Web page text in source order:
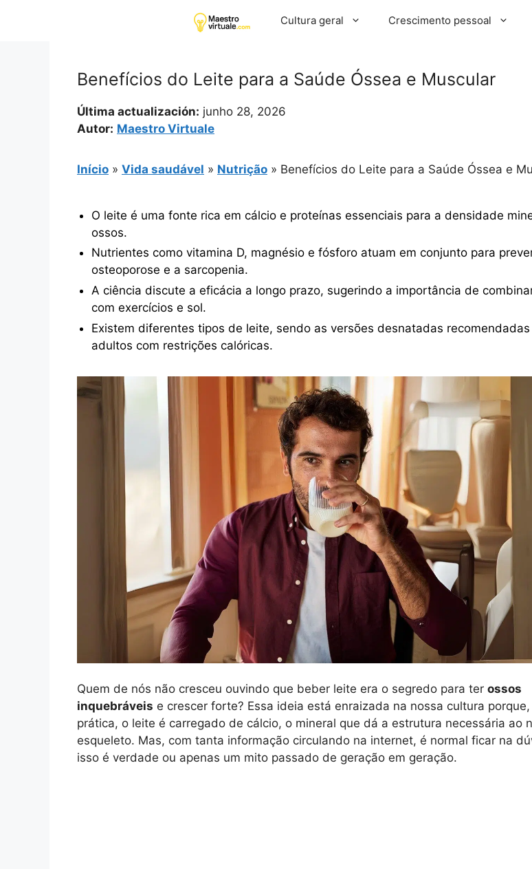
Cultura geral Crescimento pessoal
Benefícios do Leite para a Saúde Óssea e Muscular
Última actualización: junho 28, 2026
Autor: Maestro Virtuale
Início » Vida saudável » Nutrição » Benefícios do Leite para a Saúde Óssea e
O leite é uma fonte rica em cálcio e proteínas essenciais para a densidade
ossos.
Nutrientes como vitamina D, magnésio e fósforo atuam em conjunto para
osteoporose e a sarcopenia.
A ciência discute a eficácia a longo prazo, sugerindo a importância de
com exercícios e sol.
Existem diferentes tipos de leite, sendo as versões desnatadas recomendadas
adultos com restrições calóricas.
Quem de nós não cresceu ouvindo que beber leite era o segredo para ter ossos
inquebráveis e crescer forte? Essa ideia está enraizada na nossa cultura porque,
prática, o leite é carregado de cálcio, o mineral que dá a estrutura necessária ao
esqueleto. Mas, com tanta informação circulando na internet, é normal ficar na
isso é verdade ou apenas um mito passado de geração em geração.